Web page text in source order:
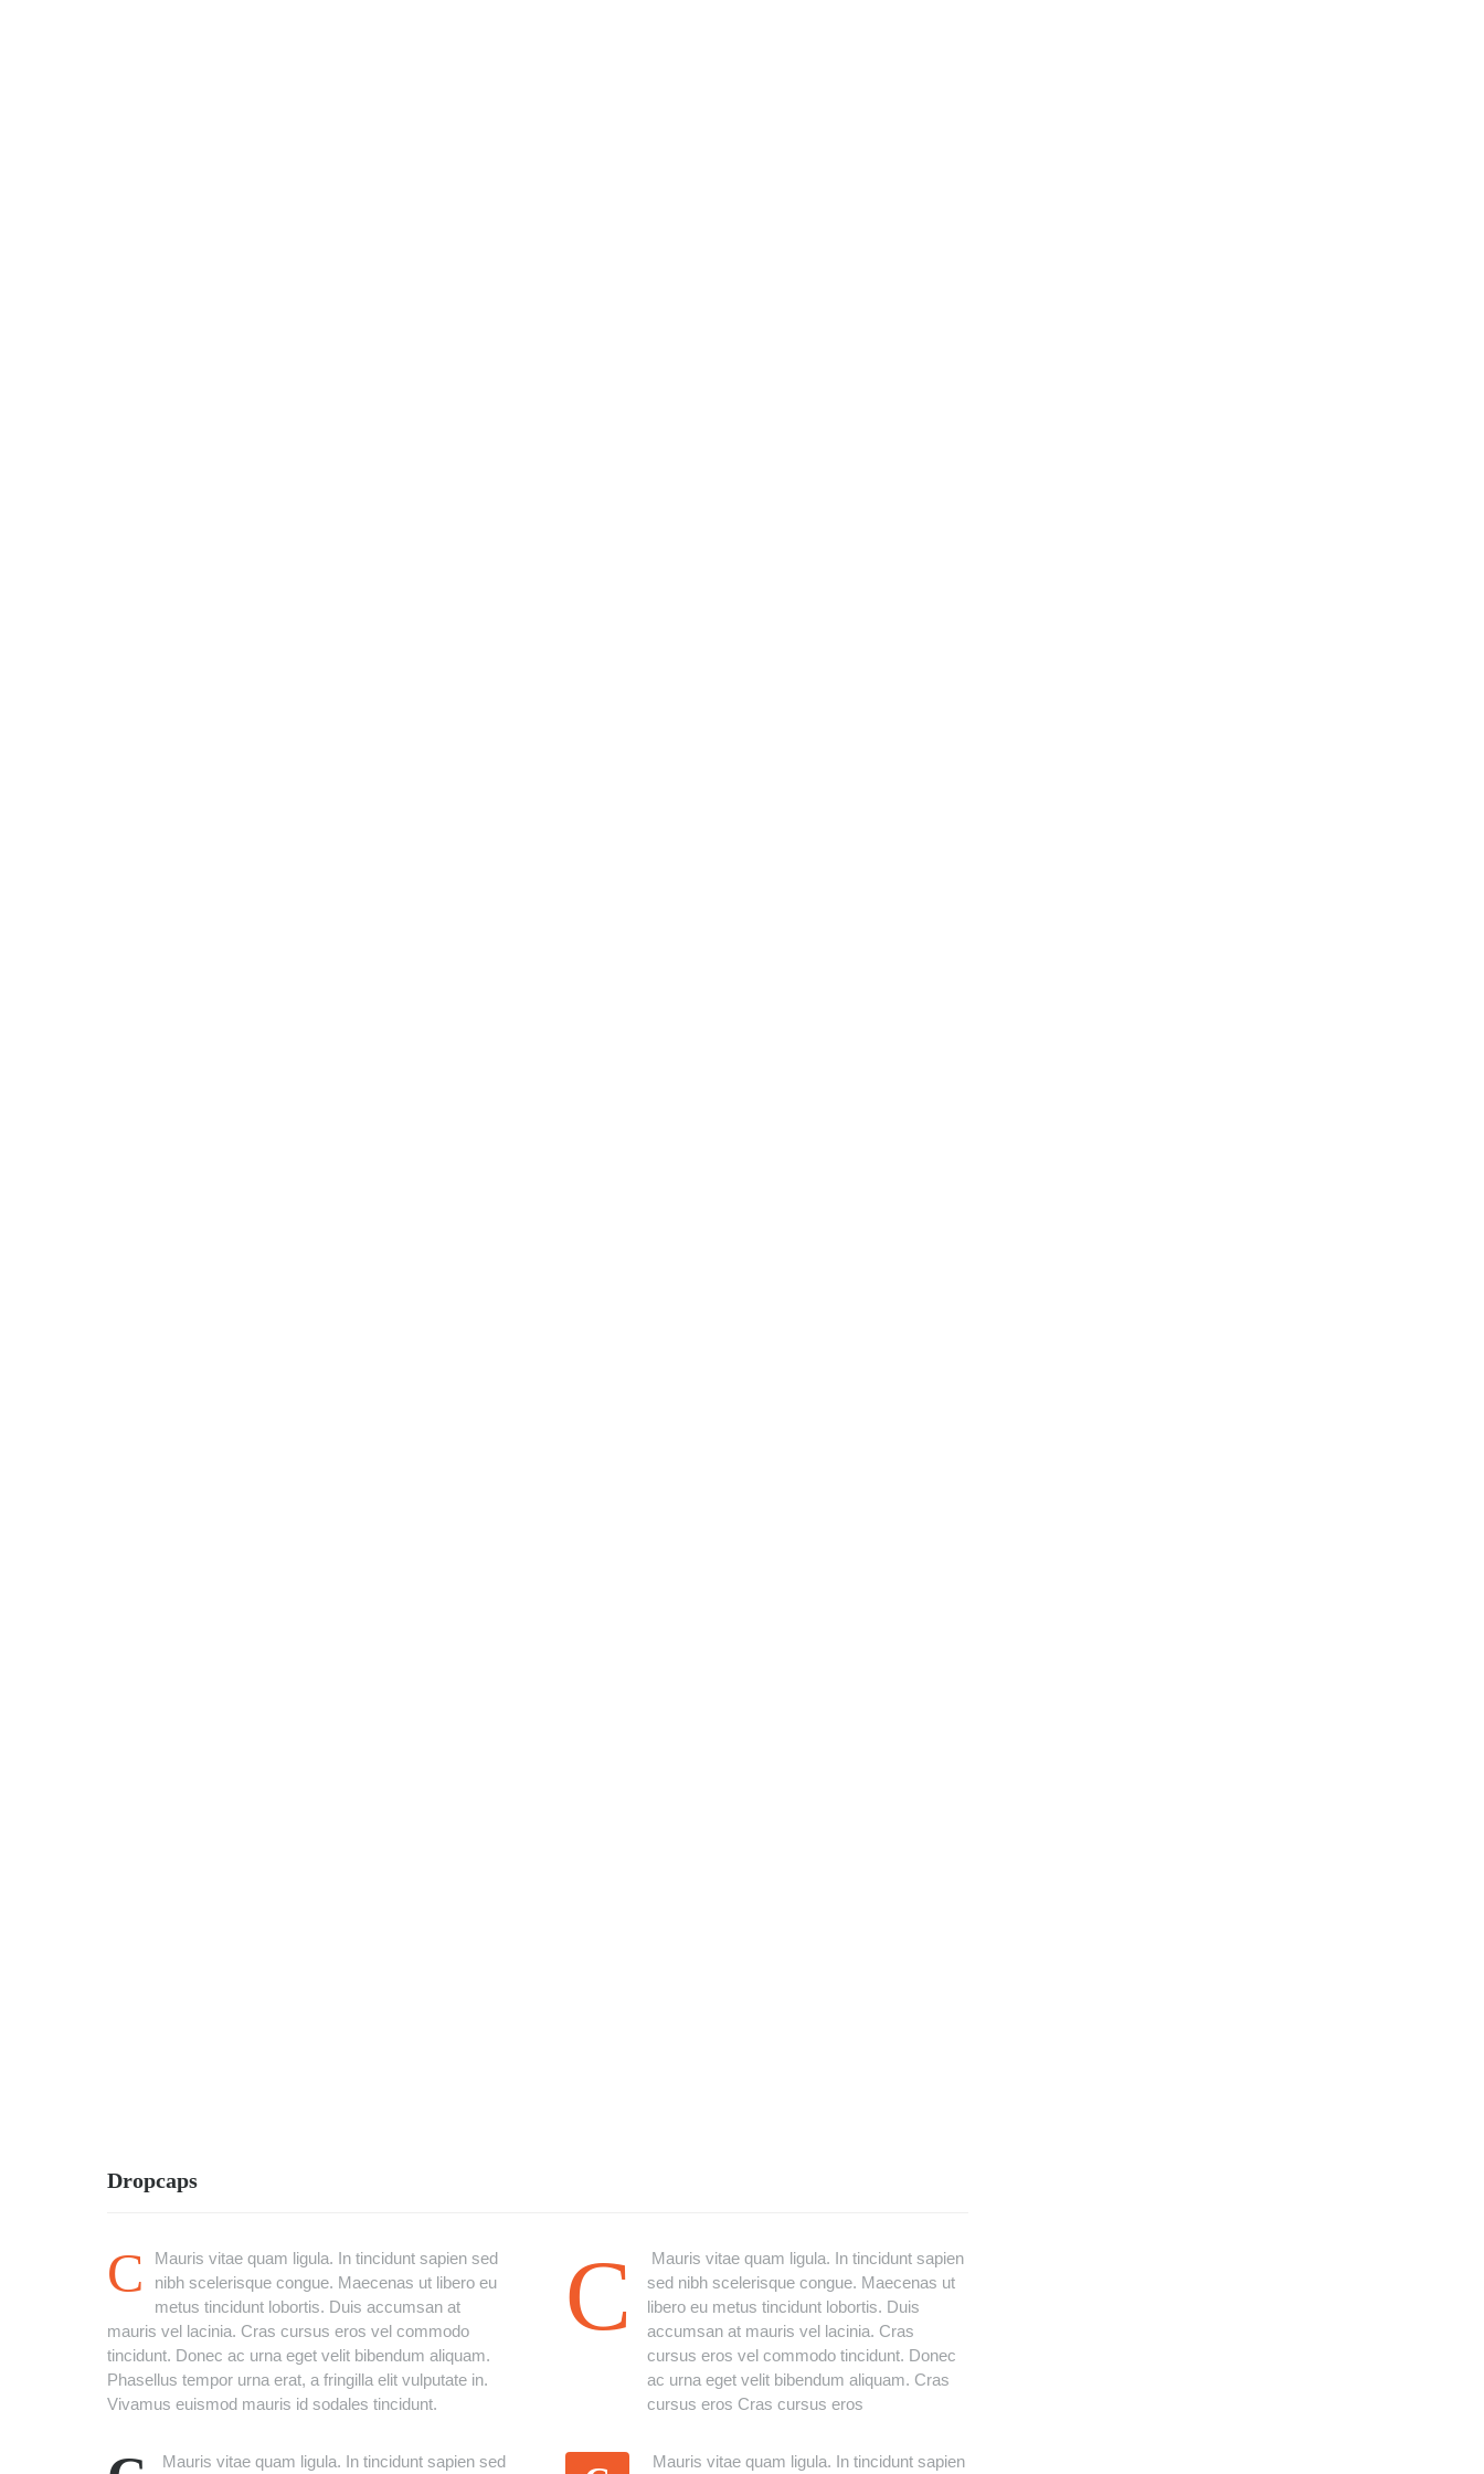
Dropcaps
C
Mauris vitae quam ligula. In tincidunt sapien sed
nibh scelerisque congue. Maecenas ut libero eu
metus tincidunt lobortis. Duis accumsan at
mauris vel lacinia. Cras cursus eros vel commodo
tincidunt. Donec ac urna eget velit bibendum aliquam.
Phasellus tempor urna erat, a fringilla elit vulputate in.
Vivamus euismod mauris id sodales tincidunt.
Mauris vitae quam ligula. In tincidunt sapien sed
C
Mauris vitae quam ligula. In tincidunt sapien
sed nibh scelerisque congue. Maecenas ut
libero eu metus tincidunt lobortis. Duis
accumsan at mauris vel lacinia. Cras
cursus eros vel commodo tincidunt. Donec
ac urna eget velit bibendum aliquam. Cras
cursus eros Cras cursus eros
Mauris vitae quam ligula. In tincidunt sapien